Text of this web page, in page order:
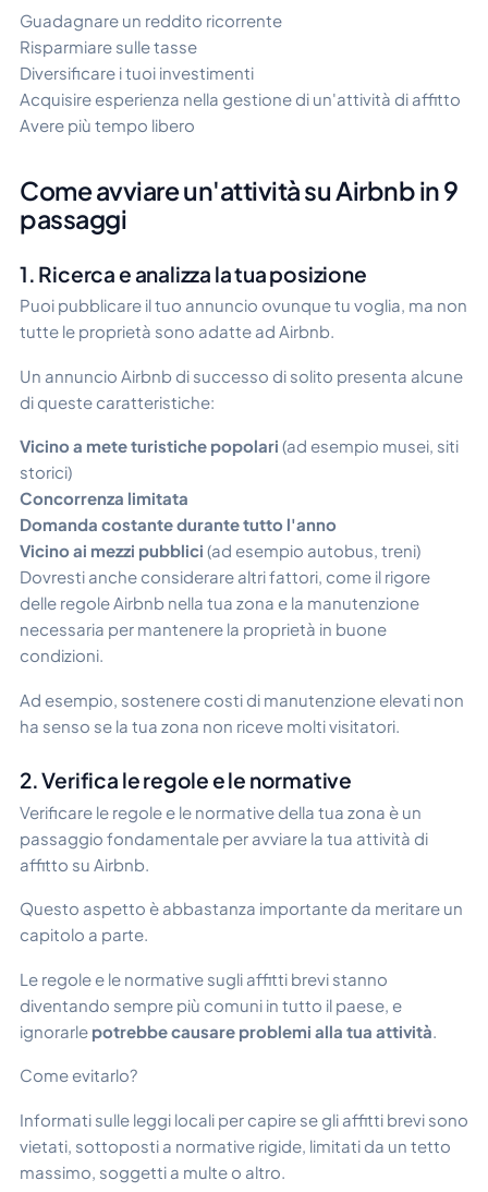
Guadagnare un reddito ricorrente
Risparmiare sulle tasse
Diversificare i tuoi investimenti
Acquisire esperienza nella gestione di un'attività di affitto
Avere più tempo libero
Come avviare un'attività su Airbnb in 9
passaggi
1. Ricerca e analizza la tua posizione
Puoi pubblicare il tuo annuncio ovunque tu voglia, ma non
tutte le proprietà sono adatte ad Airbnb.
Un annuncio Airbnb di successo di solito presenta alcune
di queste caratteristiche:
Vicino a mete turistiche popolari (ad esempio musei, siti
storici)
Concorrenza limitata
Domanda costante durante tutto l'anno
Vicino ai mezzi pubblici (ad esempio autobus, treni)
Dovresti anche considerare altri fattori, come il rigore
delle regole Airbnb nella tua zona e la manutenzione
necessaria per mantenere la proprietà in buone
condizioni.
Ad esempio, sostenere costi di manutenzione elevati non
ha senso se la tua zona non riceve molti visitatori.
2. Verifica le regole e le normative
Verificare le regole e le normative della tua zona è un
passaggio fondamentale per avviare la tua attività di
affitto su Airbnb.
Questo aspetto è abbastanza importante da meritare un
capitolo a parte.
Le regole e le normative sugli affitti brevi stanno
diventando sempre più comuni in tutto il paese, e
ignorarle potrebbe causare problemi alla tua attività
Come evitarlo?
Informati sulle leggi locali per capire se gli affitti brevi sono
vietati, sottoposti a normative rigide, limitati da un tetto
massimo, soggetti a multe o altro.